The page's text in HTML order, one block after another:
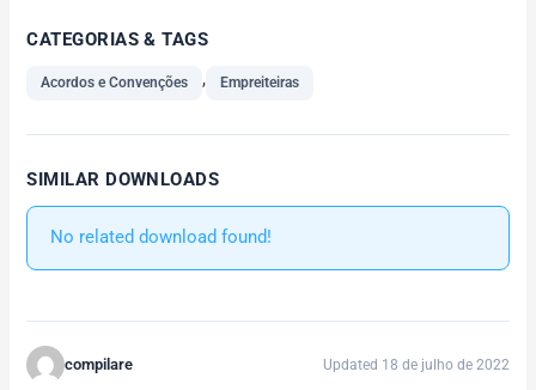
CATEGORIAS & TAGS
Acordos e Convenções , Empreiteiras
SIMILAR DOWNLOADS
No related download found!
compilare Updated 18 de julho de 2022